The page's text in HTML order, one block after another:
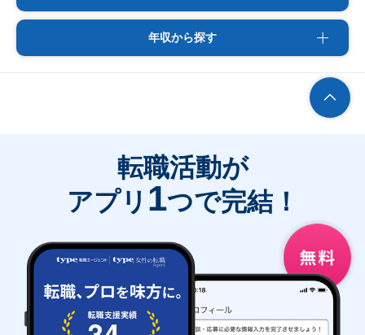
年収から探す
転職活動が
アプリ 1つで完結！